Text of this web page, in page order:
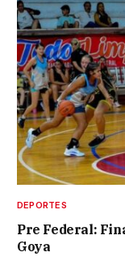
DEPORTES
Pre Federal:
Goya